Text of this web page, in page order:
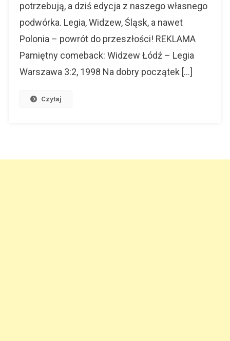
potrzebują, a dziś edycja z naszego własnego
podwórka. Legia, Widzew, Śląsk, a nawet
Polonia – powrót do przeszłości! REKLAMA
Pamiętny comeback: Widzew Łódź – Legia
Warszawa 3:2, 1998 Na dobry początek […]
Czytaj